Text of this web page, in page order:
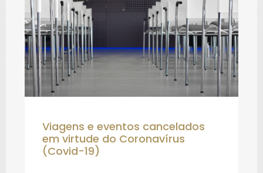
Viagens e eventos cancelados
em virtude do Coronavírus
(Covid-19)